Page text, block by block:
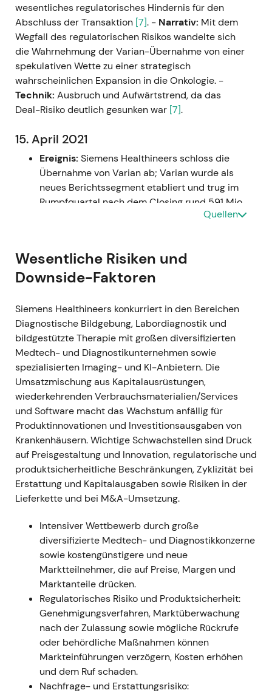
wesentliches regulatorisches Hindernis für den
Abschluss der Transaktion [7]. - Narrativ: Mit dem
Wegfall des regulatorischen Risikos wandelte sich
die Wahrnehmung der Varian-Übernahme von einer
spekulativen Wette zu einer strategisch
wahrscheinlichen Expansion in die Onkologie. -
Technik: Ausbruch und Aufwärtstrend, da das
Deal-Risiko deutlich gesunken war [7].
15. April 2021
Ereignis: Siemens Healthineers schloss die
Übernahme von Varian ab; Varian wurde als
neues Berichtssegment etabliert und trug im
Rumpfquartal nach dem Closing rund 591 Mio.
€ Umsatz sowie 98 Mio. € bereinigtes EBIT bei
Wachstumsstory einer transformierten
Gruppe — das Unternehmen war nun ein
Analysten wiesen jedoch auf kurzfristige
Ergebnisverzerrungen durch
Kaufpreisallokation, Transaktions- und
Integrationskosten hin.
Technik:
Kursanstieg mit erhöhter Volatilität
(M&A-getriebener Ausbruch, anschließend
kurze Konsolidierung) [3] [4]
30. Juli 2021 (Q3 GJ2021)
Ereignis:Q3 GJ2021 mit sehr starken
Ergebnissen — vergleichbares
Umsatzwachstum von rund 38,9 %,
verdoppelter Diagnostik-Umsatz durch den
Verkauf von COVID-19-Schnelltests (ca. 600
Ausblick für das Gesamtjahr 2021 wurde
angehoben[4].
Narrativ:Das kurzfristige Narrativ lautete
„COVID-getriebener Wachstumsschub
kombiniert mit strategischer M&A-Aktivität";
Anleger feierten Cashflow und
Margenentwicklung, notierten aber die
einmalige Natur der Antigen-Erlöse.
Technik:Starker Kursanstieg und Ausbruch
infolge eines deutlichen Gewinnübertreffens
und angehobener Prognose
Quellen
Wesentliche Risiken und
Downside-Faktoren
Siemens Healthineers konkurriert in den Bereichen
Diagnostische Bildgebung, Labordiagnostik und
bildgestützte Therapie mit großen diversifizierten
Medtech- und Diagnostikunternehmen sowie
spezialisierten Imaging- und KI-Anbietern. Die
Umsatzmischung aus Kapitalausrüstungen,
wiederkehrenden Verbrauchsmaterialien/Services
und Software macht das Wachstum anfällig für
Produktinnovationen und Investitionsausgaben von
Krankenhäusern. Wichtige Schwachstellen sind Druck
auf Preisgestaltung und Innovation, regulatorische und
produktsicherheitliche Beschränkungen, Zyklizität bei
Erstattung und Kapitalausgaben sowie Risiken in der
Lieferkette und bei M&A-Umsetzung.
Intensiver Wettbewerb durch große
diversifizierte Medtech- und Diagnostikkonzerne
sowie kostengünstigere und neue
Marktteilnehmer, die auf Preise, Margen und
Marktanteile drücken.
Regulatorisches Risiko und Produktsicherheit:
Genehmigungsverfahren, Marktüberwachung
nach der Zulassung sowie mögliche Rückrufe
oder behördliche Maßnahmen können
Markteinführungen verzögern, Kosten erhöhen
und dem Ruf schaden.
Nachfrage- und Erstattungsrisiko: